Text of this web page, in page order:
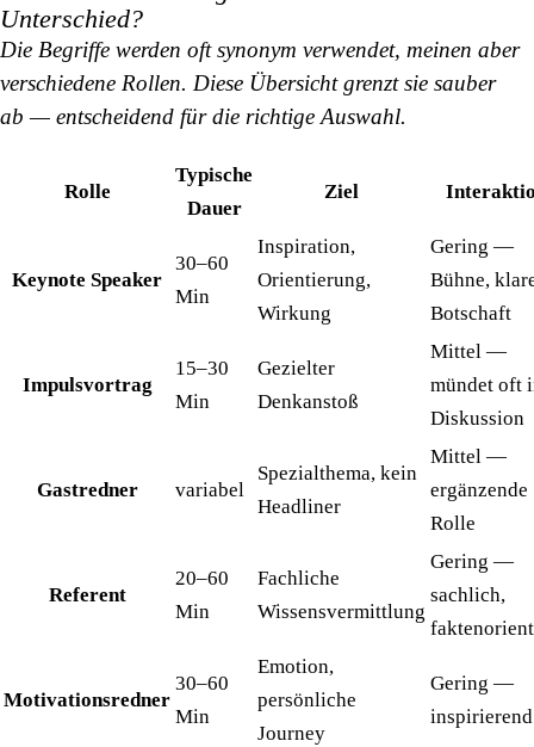
Unterschied?
Die Begriffe werden oft synonym verwendet, meinen aber
verschiedene Rollen. Diese Übersicht grenzt sie sauber
ab — entscheidend für die richtige Auswahl.
Rolle
Typische
Dauer
Ziel
Keynote Speaker
30–60
Min
Inspiration,
Orientierung,
Wirkung
Gering —
Bühne,
Botschaft
Impulsvortrag
15–30
Min
Gezielter
Denkanstoß
Mittel —
mündet oft
Diskussion
Gastredner variabel
Spezialthema, kein
Headliner
Mittel —
ergänzende
Rolle
Referent
20–60
Min
Fachliche
Wissensvermittlung
Gering —
sachlich,
Motivationsredner
30–60
Min
Emotion,
persönliche
Journey
Gering —
inspirierend